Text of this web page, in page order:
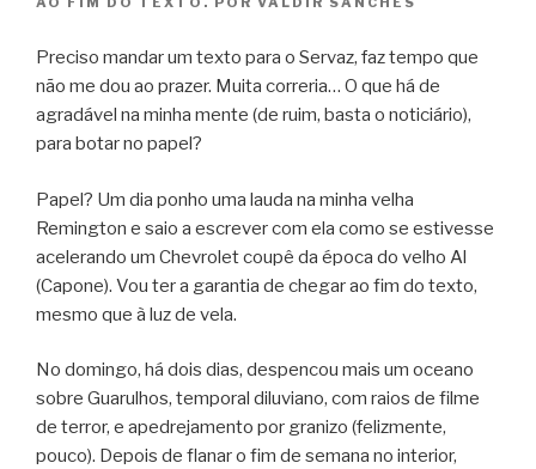
Preciso mandar um texto para o Servaz, faz tempo que
não me dou ao prazer. Muita correria… O que há de
agradável na minha mente (de ruim, basta o noticiário),
para botar no papel?
Papel? Um dia ponho uma lauda na minha velha
Remington e saio a escrever com ela como se estivesse
acelerando um Chevrolet coupê da época do velho Al
(Capone). Vou ter a garantia de chegar ao fim do texto,
mesmo que à luz de vela.
No domingo, há dois dias, despencou mais um oceano
sobre Guarulhos, temporal diluviano, com raios de filme
de terror, e apedrejamento por granizo (felizmente,
pouco). Depois de flanar o fim de semana no interior,